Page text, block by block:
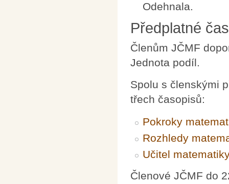
Odehnala.
Předplatné
Členům JČMF
Jednota podíl.
Spolu s členskými
třech časopisů:
Pokroky
Rozhledy
Učitel
Členové JČMF do